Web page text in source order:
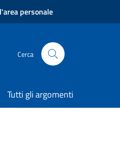
personale
Cerca
Tutti gli argomenti